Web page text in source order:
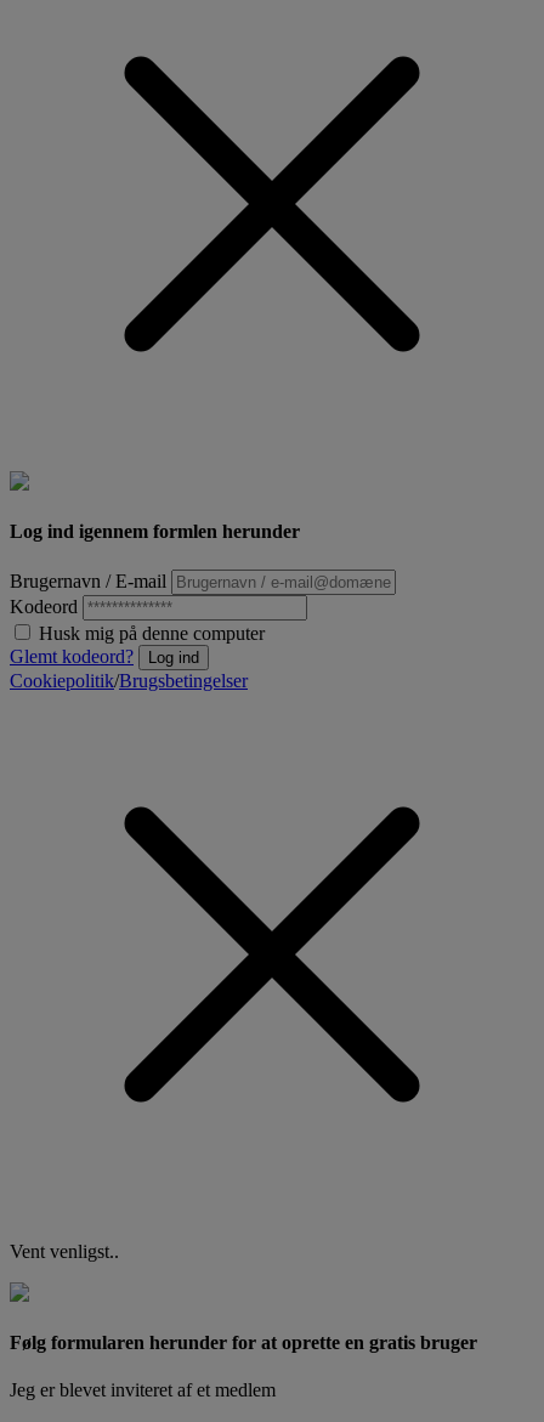
Log ind igennem formlen herunder
Brugernavn / E-mail
Kodeord
Husk mig på denne computer
Glemt kodeord?
Log ind
Cookiepolitik/Brugsbetingelser
Vent venligst..
Følg formularen herunder for at oprette en gratis bruger
Jeg er blevet inviteret af et medlem